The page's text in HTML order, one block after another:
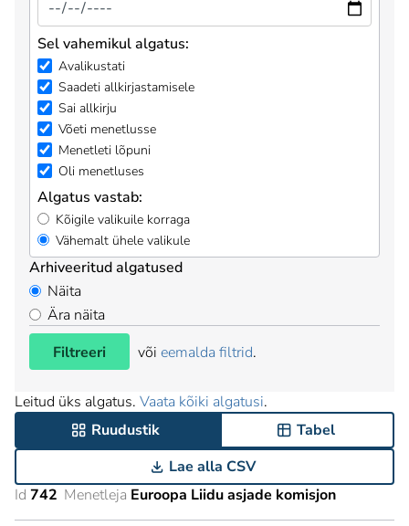
Sel vahemikul algatus:
Avalikustati
Saadeti allkirjastamisele
Sai allkirju
Võeti menetlusse
Menetleti lõpuni
Oli menetluses
Algatus vastab:
Kõigile valikuile korraga
Vähemalt ühele valikule
Arhiveeritud algatused
Näita
Ära näita
Filtreeri
või eemalda filtrid.
Leitud üks algatus. Vaata kõiki algatusi.
Ruudustik
Tabel
Lae alla CSV
Id 742 Menetleja Euroopa Liidu asjade komisjon